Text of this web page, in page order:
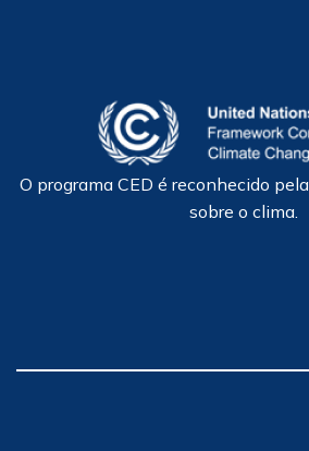
O programa CED é reconhecido
sobre o clima.